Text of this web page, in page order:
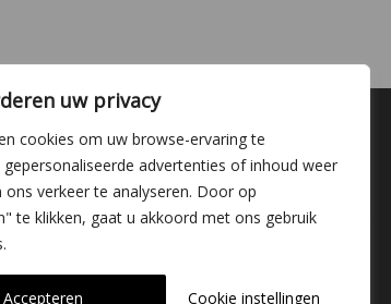
uw privacy
cookies om uw browse-ervaring te
advertenties of inhoud weer
ons verkeer te analyseren. Door op
te klikken, gaat u akkoord met ons gebruik
Cookie instellingen
Accepteren
Kwekerij Delfgauw
Vrederustlaan 10